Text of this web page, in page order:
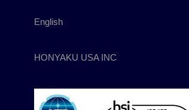
English
HONYAKU USA INC